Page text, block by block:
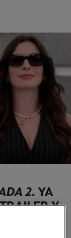
2. YA
Y